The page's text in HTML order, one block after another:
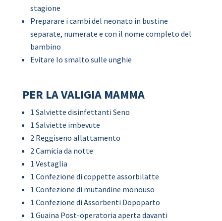
stagione
Preparare i cambi del neonato in bustine
separate, numerate e con il nome completo del
bambino
Evitare lo smalto sulle unghie
PER LA VALIGIA MAMMA
1 Salviette disinfettanti Seno
1 Salviette imbevute
2 Reggiseno allattamento
2 Camicia da notte
1 Vestaglia
1 Confezione di coppette assorbilatte
1 Confezione di mutandine monouso
1 Confezione di Assorbenti Dopoparto
1 Guaina Post-operatoria aperta davanti